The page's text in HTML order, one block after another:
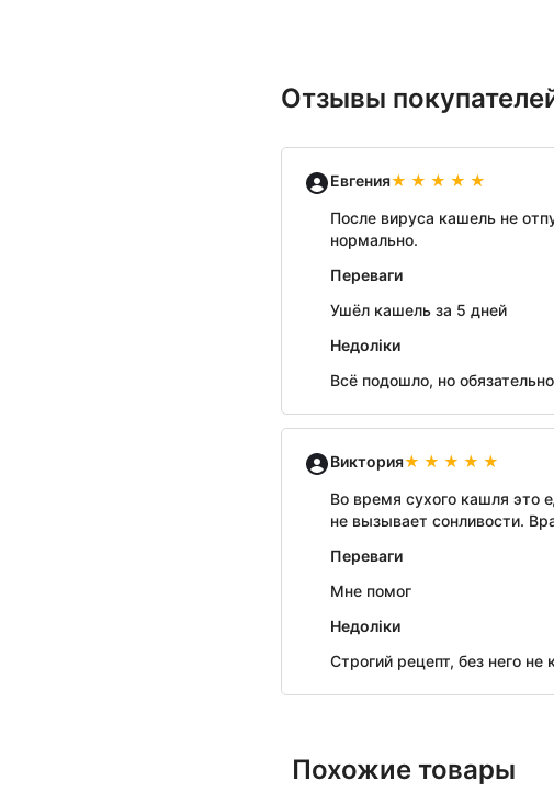
Отзывы
Евгения
После вируса кашель не
нормально.
Переваги
Ушёл кашель за 5 дней
Недоліки
Всё подошло, но
Виктория
Во время сухого кашля это
не вызывает сонливости.
Переваги
Мне помог
Недоліки
Строгий рецепт, без него не
Похожие товары